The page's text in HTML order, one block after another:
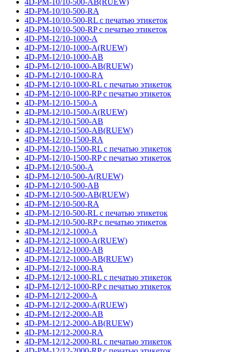
4D-PM-10/10-500-AB(RUEW)
4D-PM-10/10-500-RA
4D-PM-10/10-500-RL с печатью этикеток
4D-PM-10/10-500-RP с печатью этикеток
4D-PM-12/10-1000-A
4D-PM-12/10-1000-A(RUEW)
4D-PM-12/10-1000-AB
4D-PM-12/10-1000-AB(RUEW)
4D-PM-12/10-1000-RA
4D-PM-12/10-1000-RL с печатью этикеток
4D-PM-12/10-1000-RP с печатью этикеток
4D-PM-12/10-1500-A
4D-PM-12/10-1500-A(RUEW)
4D-PM-12/10-1500-AB
4D-PM-12/10-1500-AB(RUEW)
4D-PM-12/10-1500-RA
4D-PM-12/10-1500-RL с печатью этикеток
4D-PM-12/10-1500-RP с печатью этикеток
4D-PM-12/10-500-A
4D-PM-12/10-500-A(RUEW)
4D-PM-12/10-500-AB
4D-PM-12/10-500-AB(RUEW)
4D-PM-12/10-500-RA
4D-PM-12/10-500-RL с печатью этикеток
4D-PM-12/10-500-RP с печатью этикеток
4D-PM-12/12-1000-A
4D-PM-12/12-1000-A(RUEW)
4D-PM-12/12-1000-AB
4D-PM-12/12-1000-AB(RUEW)
4D-PM-12/12-1000-RA
4D-PM-12/12-1000-RL с печатью этикеток
4D-PM-12/12-1000-RP с печатью этикеток
4D-PM-12/12-2000-A
4D-PM-12/12-2000-A(RUEW)
4D-PM-12/12-2000-AB
4D-PM-12/12-2000-AB(RUEW)
4D-PM-12/12-2000-RA
4D-PM-12/12-2000-RL с печатью этикеток